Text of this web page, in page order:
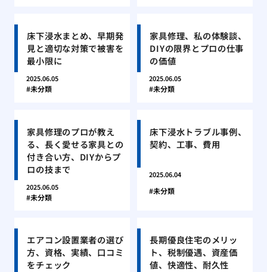
床下浸水まとめ、早期発
見と適切な対策で被害を
最小限に
2025.06.05
未分類
家具修理、私の体験談、
DIYの限界とプロの仕事
の価値
2025.06.05
未分類
家具修理のプロが教え
る、長く愛せる家具との
付き合い方、DIYからプ
ロの技まで
2025.06.05
未分類
床下浸水トラブル事例、
契約、工事、費用
2025.06.04
未分類
エアコン設置業者の選び
方、資格、実績、口コミ
をチェック
長期優良住宅のメリッ
ト、税制優遇、資産価
値、快適性、耐久性